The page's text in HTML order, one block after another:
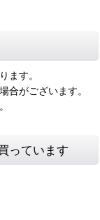
ます。
合がございます。
っています